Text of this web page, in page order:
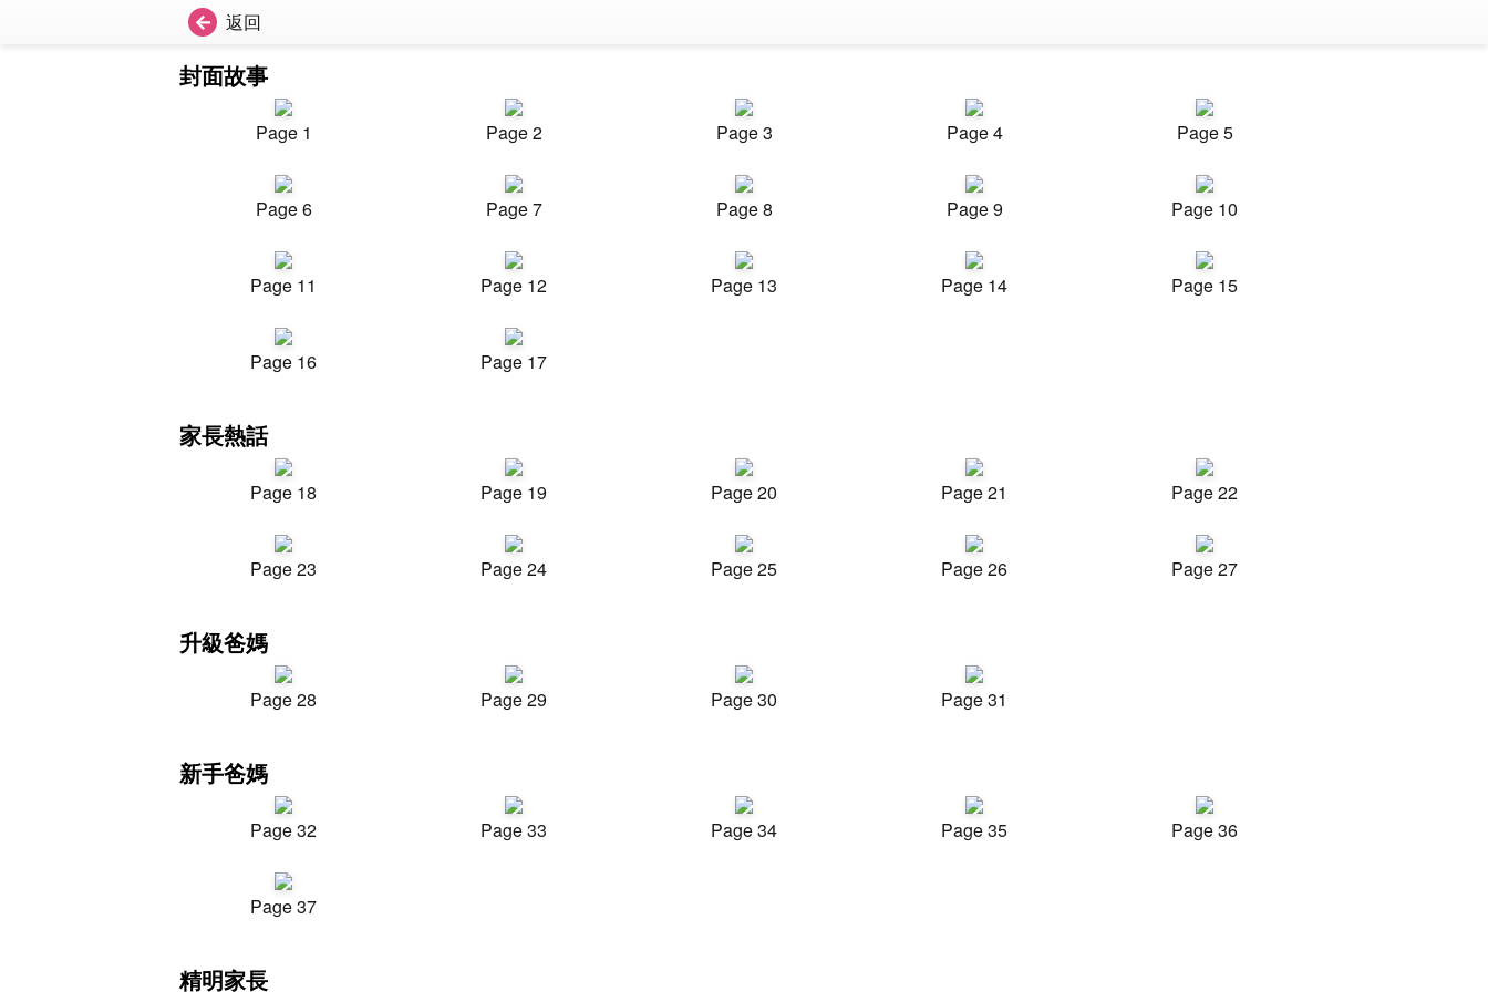
返回
封面故事
Page 1 Page 2 Page 3 Page 4 Page 5
Page 6 Page 7 Page 8 Page 9 Page 10
Page 11 Page 12 Page 13 Page 14 Page 15
Page 16 Page 17
家長熱話
Page 18 Page 19 Page 20 Page 21 Page 22
Page 23 Page 24 Page 25 Page 26 Page 27
升級爸媽
Page 28 Page 29 Page 30 Page 31
新手爸媽
Page 32 Page 33 Page 34 Page 35 Page 36
Page 37
精明家長